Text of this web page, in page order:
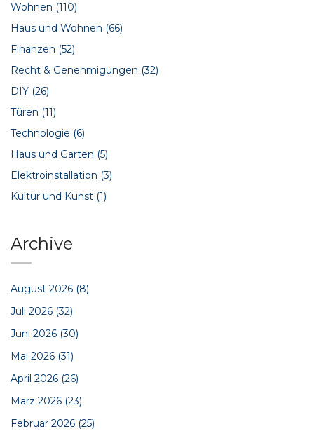
Wohnen (110)
Haus und Wohnen (66)
Finanzen (52)
Recht & Genehmigungen (32)
DIY (26)
Türen (11)
Technologie (6)
Haus und Garten (5)
Elektroinstallation (3)
Kultur und Kunst (1)
Archive
August 2026 (8)
Juli 2026 (32)
Juni 2026 (30)
Mai 2026 (31)
April 2026 (26)
März 2026 (23)
Februar 2026 (25)